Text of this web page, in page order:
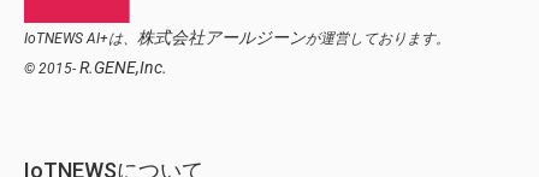
IoTNEWS AI+は、 株式会社アールジーンが運営しております。
© 2015- R.GENE,Inc.
IoTNEWSについて